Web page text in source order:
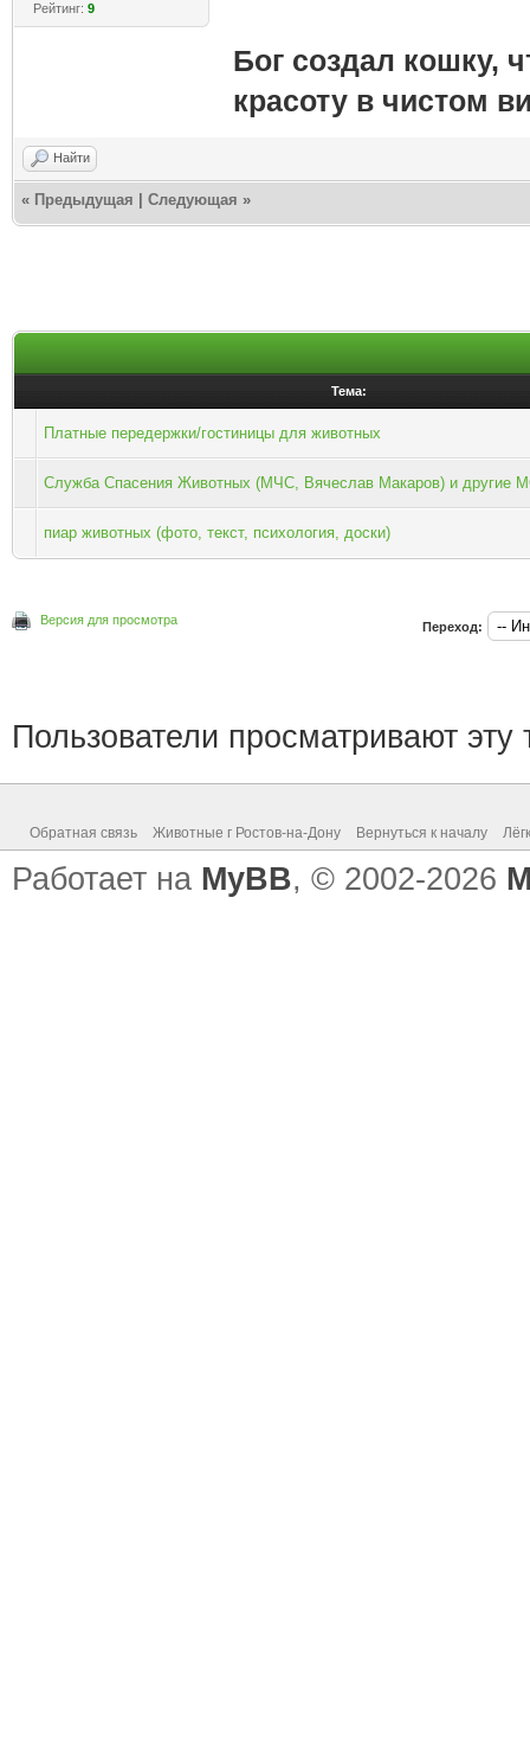
Рейтинг: 9
Бог создал кошку,
красоту в чистом
Найти
« Предыдущая Следующая »
Тема:
Платные передержки/гостиницы для животных
Служба Спасения Животных (МЧС, Вячеслав Макаров) и
пиар животных (фото, текст, психология, доски)
Версия для просмотра Переход:
Пользователи просматривают эту
Обратная связь Животные г Ростов-на-Дону Вернуться к началу
Работает на MyBB, © 2002-2026